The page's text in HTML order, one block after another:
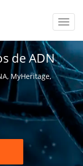
de ADN
MyHeritage,